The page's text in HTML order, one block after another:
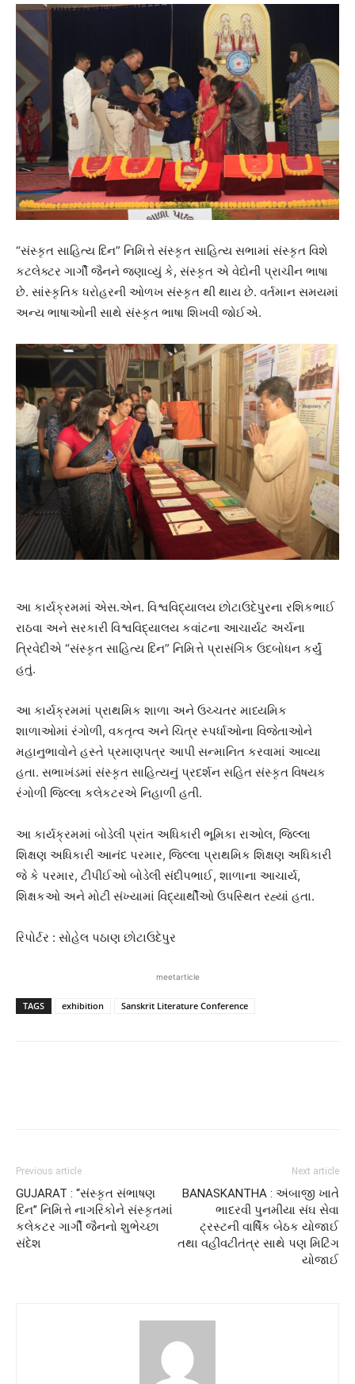
“સંસ્કૃત સાહિત્ય દિન” નિમિત્તે સંસ્કૃત સાહિત્ય સભામાં સંસ્કૃત વિશે
કટલેક્ટર ગાર્ગી જૈનને જણાવ્યું કે, સંસ્કૃત એ વેદોની પ્રાચીન ભાષા
છે. સાંસ્કૃતિક ધરોહરની ઓળખ સંસ્કૃત થી થાય છે. વર્તમાન સમયમાં
અન્ય ભાષાઓની સાથે સંસ્કૃત ભાષા શિખવી જોઈએ.
આ કાર્યક્રમમાં એસ.એન. વિશ્વવિદ્યાલય છોટાઉદેપુરના રશિકભાઈ
રાઠવા અને સરકારી વિશ્વવિદ્યાલય કવાંટના આચાર્યટ અર્ચના
ત્રિવેદીએ “સંસ્કૃત સાહિત્ય દિન” નિમિત્તે પ્રાસંગિક ઉદબોધન કર્યું
હતું.
આ કાર્યક્રમમાં પ્રાથમિક શાળા અને ઉચ્ચતર માધ્યમિક
શાળાઓમાં રંગોળી, વકતૃત્વ અને ચિત્ર સ્પર્ધાઓના વિજેતાઓને
મહાનુભાવોને હસ્તે પ્રમાણપત્ર આપી સન્માનિત કરવામાં આવ્યા
હતા. સભાખંડમાં સંસ્કૃત સાહિત્યનું પ્રદર્શન સહિત સંસ્કૃત વિષયક
રંગોળી જિલ્લા કલેકટરએ નિહાળી હતી.
આ કાર્યક્રમમાં બોડેલી પ્રાંત અધિકારી ભૂમિકા રાઓલ, જિલ્લા
શિક્ષણ અધિકારી આનંદ પરમાર, જિલ્લા પ્રાથમિક શિક્ષણ અધિકારી
જે કે પરમાર, ટીપીઈઓ બોડેલી સંદીપભાઈ, શાળાના આચાર્ય,
શિક્ષકઓ અને મોટી સંખ્યામાં વિદ્યાર્થીઓ ઉપસ્થિત રહ્યાં હતા.
રિપોર્ટર : સોહેલ પઠાણ છોટાઉદેપુર
meetarticle
TAGS exhibition Sanskrit Literature Conference
Previous article
GUJARAT : “સંસ્કૃત સંભાષણ
દિન” નિમિત્તે નાગરિકોને સંસ્કૃતમાં
કલેકટર ગાર્ગી જૈનનો શુભેચ્છા
સંદેશ
Next article
BANASKANTHA : અંબાજી ખાતે
ભાદરવી પુનમીયા સંઘ સેવા
ટ્રસ્ટની વાર્ષિક બેઠક યોજાઈ
તથા વહીવટીતંત્ર સાથે પણ મિટિંગ
યોજાઈ